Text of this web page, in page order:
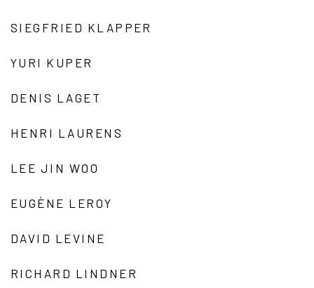
SIEGFRIED KLAPPER
YURI KUPER
DENIS LAGET
HENRI LAURENS
LEE JIN WOO
EUGÈNE LEROY
DAVID LEVINE
RICHARD LINDNER